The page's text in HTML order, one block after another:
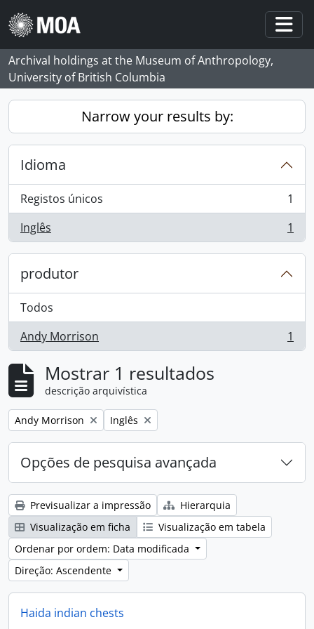
Skip to main content
Archival holdings at the Museum of Anthropology,
University of British Columbia
Narrow your results by:
Idioma
Registos únicos
, 1 resultados
1
Inglês
, 1 resultados 1
produtor
Todos
Andy Morrison
, 1 resultados 1
Mostrar 1 resultados
descrição arquivística
Remove filter:
Andy Morrison Remove filter:
Inglês
Opções de pesquisa avançada
Previsualizar a impressão
Hierarquia
Visualização em ficha
Visualização em tabela
Ordenar por ordem: Data modificada
Direção: Ascendente
Haida indian chests